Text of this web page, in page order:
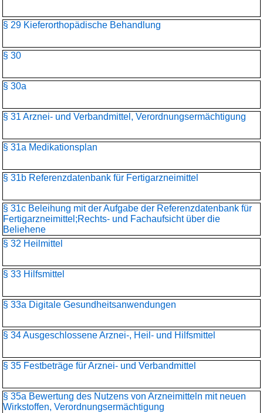
§ 29 Kieferorthopädische Behandlung
§ 30
§ 30a
§ 31 Arznei- und Verbandmittel, Verordnungsermächtigung
§ 31a Medikationsplan
§ 31b Referenzdatenbank für Fertigarzneimittel
§ 31c Beleihung mit der Aufgabe der Referenzdatenbank für
Fertigarzneimittel;Rechts- und Fachaufsicht über die
Beliehene
§ 32 Heilmittel
§ 33 Hilfsmittel
§ 33a Digitale Gesundheitsanwendungen
§ 34 Ausgeschlossene Arznei-, Heil- und Hilfsmittel
§ 35 Festbeträge für Arznei- und Verbandmittel
§ 35a Bewertung des Nutzens von Arzneimitteln mit neuen
Wirkstoffen, Verordnungsermächtigung